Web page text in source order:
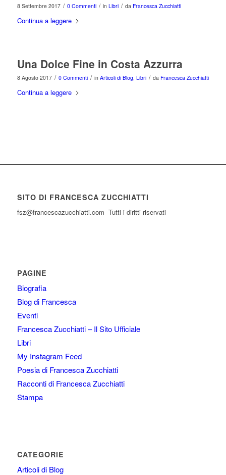
8 Settembre 2017 / 0 Commenti / in Libri / da Francesca Zucchiatti
Continua a leggere
Una Dolce Fine in Costa Azzurra
8 Agosto 2017 / 0 Commenti / in Articoli di Blog, Libri / da Francesca Zucchiatti
Continua a leggere
SITO DI FRANCESCA ZUCCHIATTI
fsz@francescazucchiatti.com Tutti i diritti riservati
PAGINE
Biografia
Blog di Francesca
Eventi
Francesca Zucchiatti – Il Sito Ufficiale
Libri
My Instagram Feed
Poesia di Francesca Zucchiatti
Racconti di Francesca Zucchiatti
Stampa
CATEGORIE
Articoli di Blog